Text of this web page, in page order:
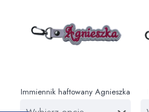
Immiennik haftowany Agnieszka